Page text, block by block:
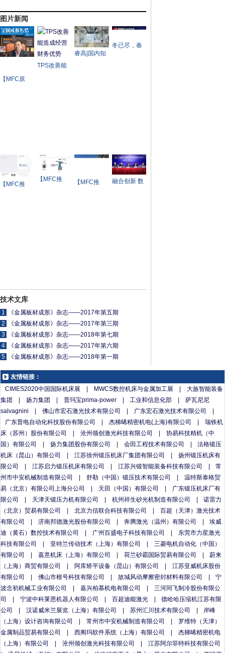
图片新闻
【MFC原
造领军企业
TPS改善能
睿高|国内知
冬已尽，春
【MFC推
【MFC推
【MFC推
融合创新 数
技术文库
1
《金属板材成形》杂志——2017年第五期
2
《金属板材成形》杂志——2017年第三期
3
《金属板材成形》杂志——2018年第七期
4
《金属板材成形》杂志——2017年第六期
5
《金属板材成形》杂志——2018年第一期
友情链接：
CIMES2020中国国际机床展
| MWCS数控机床与金属加工展 |
大族智能装备
集团
| 扬力集团 | 普玛宝prima-power | 工业和信息化部 |
萨瓦尼尼
salvagnini
| 佛山市宏石激光技术有限公司 | 广东宏石激光技术有限公司
|
广东普电自动化科技股份有限公司
| 杰梯晞精密机电(上海)有限公司 |
瑞铁机
床（苏州）股份有限公司
| 沧州领创激光科技有限公司 |
协易科技精机（中
国）有限公司
| 扬力集团股份有限公司 | 会田工程技术有限公司 |
法格锻压
机床（昆山）有限公司
| 江苏徐州锻压机床厂集团有限公司 |
扬州锻压机床有
限公司
| 江苏启力锻压机床有限公司 | 江苏兴锻智能装备科技有限公司 |
常
州市中安机械制造有限公司
| 舒勒（中国）锻压技术有限公司 |
温特斯泰格贸
易（北京）有限公司上海分公司
| 天田（中国）有限公司 |
广东锻压机床厂有
限公司
| 天津天锻压力机有限公司 | 杭州祥生砂光机制造有限公司 |
诺雷力
（北京）贸易有限公司
| 北京力信联合科技有限公司 |
百超（天津）激光技术
有限公司
| 济南邦德激光股份有限公司 | 奔腾激光（温州）有限公司 |
埃威
迪（黄石）数控技术有限公司
| 广州百盛电子科技有限公司 |
东莞市力星激光
科技有限公司
| 亚特兰传动技术（上海）有限公司 |
三菱电机自动化（中国）
有限公司
| 嘉意机床（上海）有限公司 | 荷兰砂霸国际贸易有限公司 |
蔚来
（上海）商贸有限公司
| 阿库矫平设备（昆山）有限公司 |
江苏亚威机床股份
有限公司
| 佛山市根号科技有限公司 | 故城风动摩擦密封材料有限公司 |
宁
波念初机械工业有限公司
| 嘉兴柏慕机电有限公司 |
三河同飞制冷股份有限公
司
| 宁波中科莱恩机器人有限公司 | 百超迪能激光 |
德哈哈压缩机江苏有限
公司
| 汉诺威米兰展览（上海）有限公司 | 苏州汇川技术有限公司 |
岸峰
（上海）设计咨询有限公司
| 常州市中安机械制造有限公司 |
罗维特（天津）
金属制品贸易有限公司
| 西阁玛软件系统（上海）有限公司 |
杰梯晞精密机电
（上海）有限公司
| 沧州领创激光科技有限公司 |
江苏阿尔菲特科技有限公司